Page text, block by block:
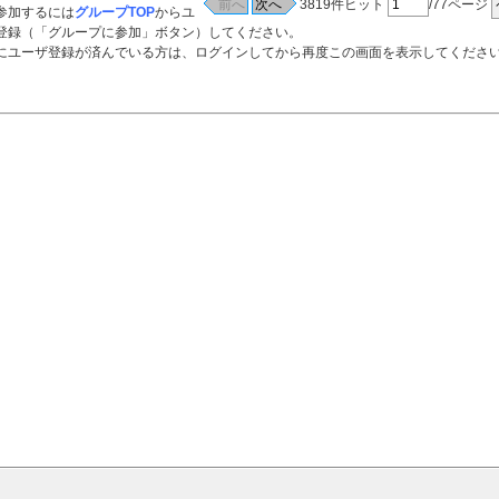
3819件ヒット /77ページ
加するにはグループTOPからユ
録（「グループに参加」ボタン）してください。
ーザ登録が済んでいる方は、ログインしてから再度この画面を表示してくださ